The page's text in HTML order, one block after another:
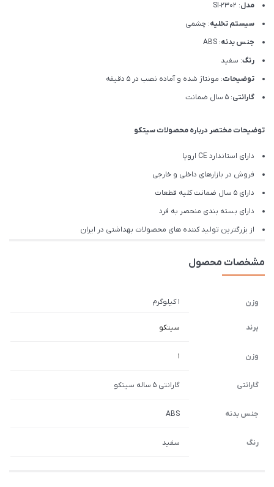
مدل: SI-2302
سیستم تخلیه: چشمی
جنس بدنه: ABS
رنگ: سفید
توضیحات: مونتاژ شده و آماده نصب در 5 دقیقه
گارانتی: 5 سال ضمانت
توضیحات مختصر درباره محصولات سیتکو
دارای استاندارد CE اروپا
فروش در بازارهای داخلی و خارجی
دارای 5 سال ضمانت کلیه قطعات
دارای بسته بندی منحصر به فرد
از بزرگترین تولید کننده های محصولات بهداشتی در ایران
مشخصات محصول
وزن 1 کیلوگرم
برند سیتکو
وزن 1
گارانتی گارانتی 5 ساله سیتکو
جنس بدنه ABS
رنگ سفید